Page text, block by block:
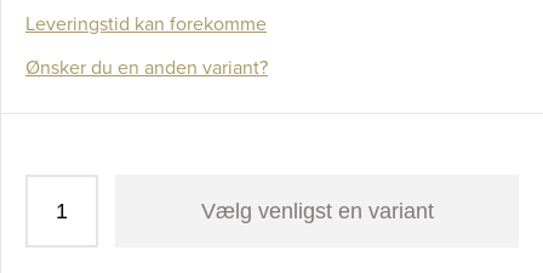
Leveringstid kan forekomme
Ønsker du en anden variant?
Vælg venligst en variant